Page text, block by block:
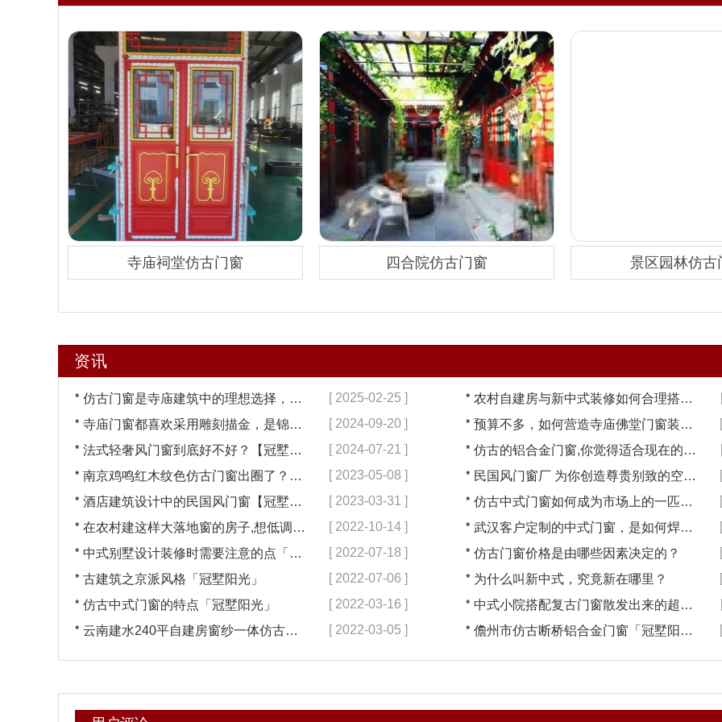
寺庙祠堂仿古门窗 四合院仿古门窗 景区园林仿古
资讯
* 仿古门窗是寺庙建筑中的理想选择，换一次用终生【冠墅阳光】 [ 2025-02-25 ] * 农村自建房与新中式装修如何合理搭配【冠墅阳光】
* 寺庙门窗都喜欢采用雕刻描金，是锦上添花吗？【冠墅阳光】 [ 2024-09-20 ] * 预算不多，如何营造寺庙佛堂门窗装修【冠墅阳光】
* 法式轻奢风门窗到底好不好？【冠墅阳光】 [ 2024-07-21 ] * 仿古的铝合金门窗,你觉得适合现在的装修吗?【冠墅阳光】
* 南京鸡鸣红木纹色仿古门窗出圈了？【冠墅阳光】 [ 2023-05-08 ] * 民国风门窗厂 为你创造尊贵别致的空间【冠墅阳光】
* 酒店建筑设计中的民国风门窗【冠墅阳光】 [ 2023-03-31 ] * 仿古中式门窗如何成为市场上的一匹黑马【冠墅阳光】
* 在农村建这样大落地窗的房子,想低调都难吧【冠墅阳光】 [ 2022-10-14 ] * 武汉客户定制的中式门窗，是如何焊接的呢？
* 中式别墅设计装修时需要注意的点「冠墅阳光」 [ 2022-07-18 ] * 仿古门窗价格是由哪些因素决定的？
* 古建筑之京派风格「冠墅阳光」 [ 2022-07-06 ] * 为什么叫新中式，究竟新在哪里？
* 仿古中式门窗的特点「冠墅阳光」 [ 2022-03-16 ] * 中式小院搭配复古门窗散发出来的超凡气质 「冠墅阳光」
* 云南建水240平自建房窗纱一体仿古门窗完工「冠墅阳光」 [ 2022-03-05 ] * 儋州市仿古断桥铝合金门窗「冠墅阳光」